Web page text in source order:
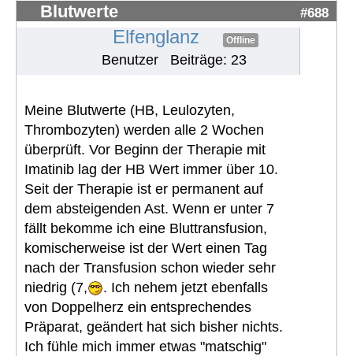
Blutwerte #688
Elfenglanz Offline
Benutzer Beiträge: 23
Meine Blutwerte (HB, Leulozyten,
Thrombozyten) werden alle 2 Wochen
überprüft. Vor Beginn der Therapie mit
Imatinib lag der HB Wert immer über 10.
Seit der Therapie ist er permanent auf
dem absteigenden Ast. Wenn er unter 7
fällt bekomme ich eine Bluttransfusion,
komischerweise ist der Wert einen Tag
nach der Transfusion schon wieder sehr
niedrig (7,
. Ich nehem jetzt ebenfalls
von Doppelherz ein entsprechendes
Präparat, geändert hat sich bisher nichts.
Ich fühle mich immer etwas "matschig"